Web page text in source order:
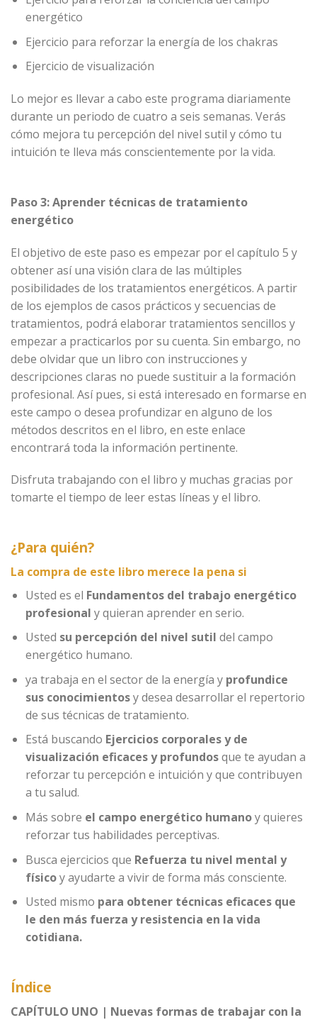
energético
Ejercicio para reforzar la energía de los chakras
Ejercicio de visualización
Lo mejor es llevar a cabo este programa diariamente
durante un periodo de cuatro a seis semanas. Verás
cómo mejora tu percepción del nivel sutil y cómo tu
intuición te lleva más conscientemente por la vida.
Paso 3: Aprender técnicas de tratamiento
energético
El objetivo de este paso es empezar por el capítulo 5 y
obtener así una visión clara de las múltiples
posibilidades de los tratamientos energéticos. A partir
de los ejemplos de casos prácticos y secuencias de
tratamientos, podrá elaborar tratamientos sencillos y
empezar a practicarlos por su cuenta. Sin embargo, no
debe olvidar que un libro con instrucciones y
descripciones claras no puede sustituir a la formación
profesional. Así pues, si está interesado en formarse en
este campo o desea profundizar en alguno de los
métodos descritos en el libro, en este enlace
encontrará toda la información pertinente.
Disfruta trabajando con el libro y muchas gracias por
tomarte el tiempo de leer estas líneas y el libro.
¿Para quién?
La compra de este libro merece la pena si
Usted es el Fundamentos del trabajo energético
profesional y quieran aprender en serio.
Usted su percepción del nivel sutil del campo
energético humano.
ya trabaja en el sector de la energía y profundice
sus conocimientosy desea desarrollar el repertorio
de sus técnicas de tratamiento.
Está buscando Ejercicios corporales y de
visualización eficaces y profundosque te ayudan a
reforzar tu percepción e intuición y que contribuyen
a tu salud.
Más sobre el campo energético humanoy quieres
reforzar tus habilidades perceptivas.
Busca ejercicios que Refuerza tu nivel mental y
físicoy ayudarte a vivir de forma más consciente.
Usted mismo para obtener técnicas eficaces que
le den más fuerza y resistencia en la vida
cotidiana.
Índice
CAPÍTULO UNO | Nuevas formas de trabajar con la